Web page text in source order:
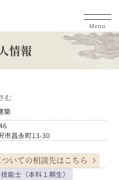
Menu
情報
む
築
市昌永町13-30
いての相談先はこちら
能士（本科１期生）